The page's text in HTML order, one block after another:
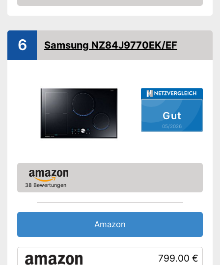
Restwärmeanzeige
Warmhaltefunktion
Gewicht
Restwärmeanzeige
Kindersicherung sorgt für
Abschaltautomatik
Amazon Lieferzeit
siehe Anbieter
Amazon
Gut
05/2026
6 Samsung NZ84J9770EK/EF
38 Bewertungen
Amazon
799.00 €